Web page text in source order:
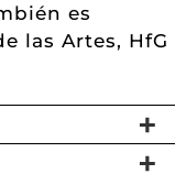
es
las Artes, HfG